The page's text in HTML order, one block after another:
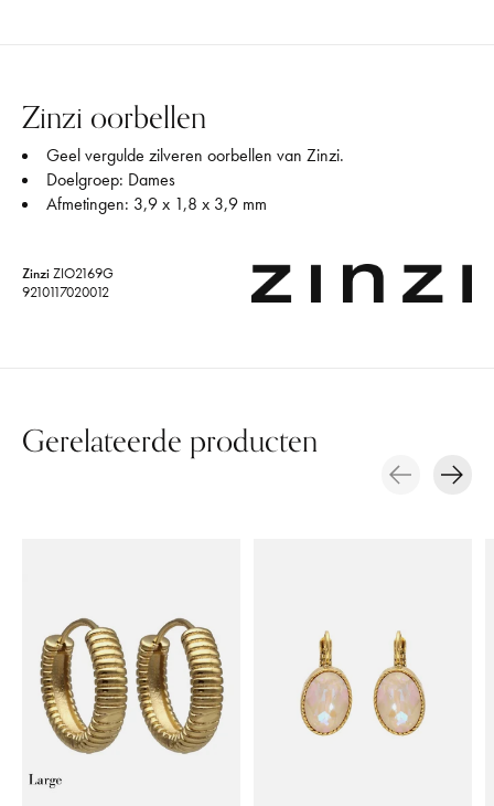
Zinzi oorbellen
Geel vergulde zilveren oorbellen van Zinzi.
Doelgroep: Dames
Afmetingen: 3,9 x 1,8 x 3,9 mm
ZinziZIO2169G
9210117020012
Gerelateerde producten